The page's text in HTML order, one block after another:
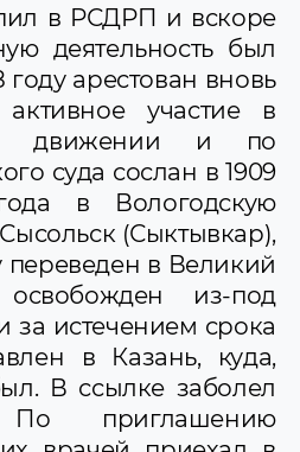
в РСДРП и вскоре
деятельность был
году арестован вновь
участие в
движении и по
суда сослан в 1909
в Вологодскую
(Сыктывкар),
переведен в Великий
из-под
за истечением срока
в Казань, куда,
В ссылке заболел
По приглашению